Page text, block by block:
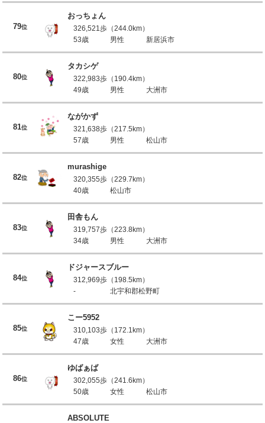
79位
おっちょん
326,521歩（244.0km）
53歳
男性 新居浜市
80位
タカシゲ
322,983歩（190.4km）
49歳
男性 大洲市
81位
ながかず
321,638歩（217.5km）
57歳
男性 松山市
82位
murashige
320,355歩（229.7km）
40歳
松山市
83位
田舎もん
319,757歩（223.8km）
34歳
男性 大洲市
84位
ドジャースブルー
312,969歩（198.5km）
-
北宇和郡松野町
85位
こー5952
310,103歩（172.1km）
47歳
女性 大洲市
86位
ゆばぁば
302,055歩（241.6km）
50歳
女性 松山市
ABSOLUTE